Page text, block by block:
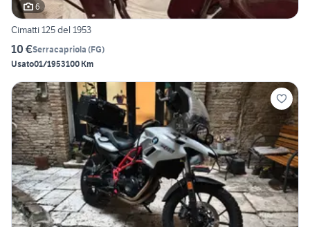
6
Cimatti 125 del 1953
10 €Serracapriola (FG)
Usato01/1953100 Km